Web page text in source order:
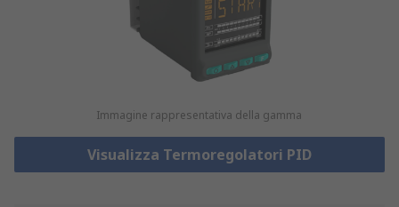
Immagine rappresentativa della gamma
Visualizza Termoregolatori PID